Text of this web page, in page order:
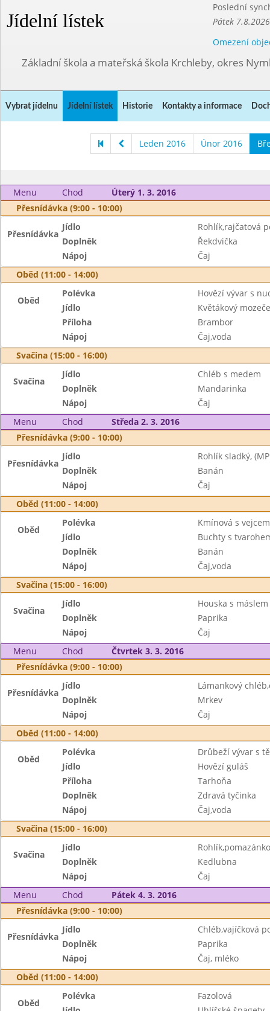
Jídelní lístek
Poslední
Pátek
Omezení
Základní škola a mateřská škola Krchleby, okres
Vybrat jídelnu Jídelní lístek Historie Kontakty a informace
Leden 2016 Únor 2016
Menu Chod
Úterý 1. 3. 2016
Přesnídávka (9:00 - 10:00)
Přesnídávka
Jídlo
Rohlík,rajčatová
Doplněk
Řekdvička
Nápoj
Čaj
Oběd (11:00 - 14:00)
Oběd
Polévka
Hovězí vývar s
Jídlo
Květákový
Příloha
Brambor
Nápoj
Čaj,voda
Svačina (15:00 - 16:00)
Svačina
Jídlo
Chléb s medem
Doplněk
Mandarinka
Nápoj
Čaj
Menu
Chod
Středa 2. 3. 2016
Přesnídávka (9:00 - 10:00)
Přesnídávka
Jídlo
Rohlík sladký,
Doplněk
Banán
Nápoj
Čaj
Oběd (11:00 - 14:00)
Oběd
Polévka
Kmínová s vejcem
Jídlo
Buchty s
Doplněk
Banán
Nápoj
Čaj,voda
Svačina (15:00 - 16:00)
Svačina
Jídlo
Houska s máslem
Doplněk
Paprika
Nápoj
Čaj
Menu
Chod
Čtvrtek 3. 3. 2016
Přesnídávka (9:00 - 10:00)
Přesnídávka
Jídlo
Lámankový
Doplněk
Mrkev
Nápoj
Čaj
Oběd (11:00 - 14:00)
Oběd
Polévka
Drůbeží vývar s
Jídlo
Hovězí guláš
Příloha
Tarhoňa
Doplněk
Zdravá tyčinka
Nápoj
Čaj,voda
Svačina (15:00 - 16:00)
Svačina
Jídlo
Doplněk
Kedlubna
Nápoj
Čaj
Menu
Chod
Pátek 4. 3. 2016
Přesnídávka (9:00 - 10:00)
Přesnídávka
Jídlo
Chléb,vajíčková
Doplněk
Paprika
Nápoj
Čaj, mléko
Oběd (11:00 - 14:00)
Oběd
Polévka
Fazolová